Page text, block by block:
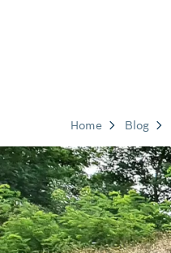
Home Blog